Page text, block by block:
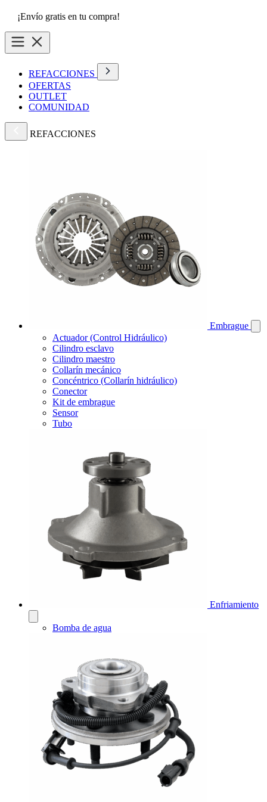
¡Envío gratis en tu compra!
REFACCIONES
OFERTAS
OUTLET
COMUNIDAD
REFACCIONES
Embrague
Actuador (Control Hidráulico)
Cilindro esclavo
Cilindro maestro
Collarín mecánico
Concéntrico (Collarín hidráulico)
Conector
Kit de embrague
Sensor
Tubo
Enfriamiento
Bomba de agua